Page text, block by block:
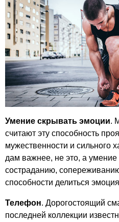
Умение скрывать эмоции.
считают эту способность
мужественности и сильного
дам важнее, не это, а умение
состраданию,
способности делиться
Телефон. Дорогостоящий
последней коллекции